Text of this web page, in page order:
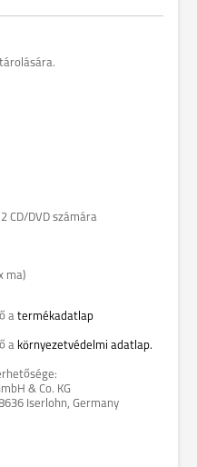
CD/DVD számára
ma)
a termékadatlap
a környezetvédelmi adatlap.
& Co. KG
Iserlohn, Germany